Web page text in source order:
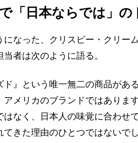
「日本ならでは」の
なった、クリスピー・クリー
者は次のように語る。
ド』という唯一無二の商品があ
メリカのブランドではありま
はなく、日本人の味覚に合わせ
きた理由のひとつではないで